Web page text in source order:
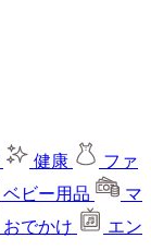
健康
ファ
ベビー用品
マ
おでかけ
エン